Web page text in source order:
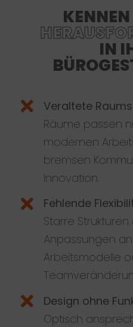
KENNEN
IN
Veraltete
Räume passen
modernen
bremsen
Innovation.
Fehlende
Starre
Anpassungen
Arbeitsmodelle
Design ohne
Optisch